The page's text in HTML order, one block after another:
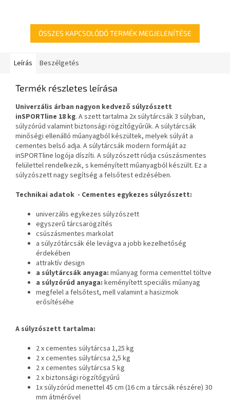
ÖSSZES KAPCSOLÓDÓ TERMÉK MEGJELENÍTÉSE
Leírás Beszélgetés
Termék részletes leírása
Univerzális árban nagyon kedvező súlyzószett
inSPORTline 18 kg. A szett tartalma 2x súlytárcsák 3 súlyban,
súlyzórúd valamint biztonsági rögzítőgyűrűk. A súlytárcsák
minőségi ellenálló műanyagból készültek, melyek súlyát a
cementes belső adja. A súlytárcsák modern formáját az
inSPORTline logója díszíti. A súlyzószett rúdja csúszásmentes
felülettel rendelkezik, s keményített műanyagból készült. Ez a
súlyzószett nagy segítség a felsőtest edzésében.
Technikai adatok - Cementes egykezes súlyzószett:
univerzális egykezes súlyzószett
egyszerű tárcsarögzítés
csúszásmentes markolat
a súlyzótárcsák éle levágva a jobb kezelhetőség
érdekében
attraktív design
a súlytárcsák anyaga: műanyag forma cementtel töltve
a súlyzórúd anyaga: keményített speciális műanyag
megfelel a felsőtest, mell valamint a hasizmok
erősítéséhe
A súlyzószett tartalma:
2 x cementes súlytárcsa 1,25 kg
2 x cementes súlytárcsa 2,5 kg
2 x cementes súlytárcsa 5 kg
2 x biztonsági rögzítőgyűrű
1x súlyzórúd menettel 45 cm (16 cm a tárcsák részére) 30
mm átmérővel